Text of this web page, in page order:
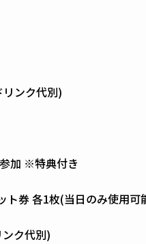
ンク代別)
加 ※特典付き
ト券 各1枚(当日のみ使用可
ク代別)